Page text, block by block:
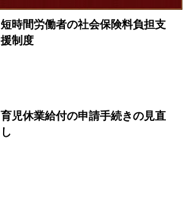
短時間労働者の社会保険料負担支
援制度
育児休業給付の申請手続きの見直
し